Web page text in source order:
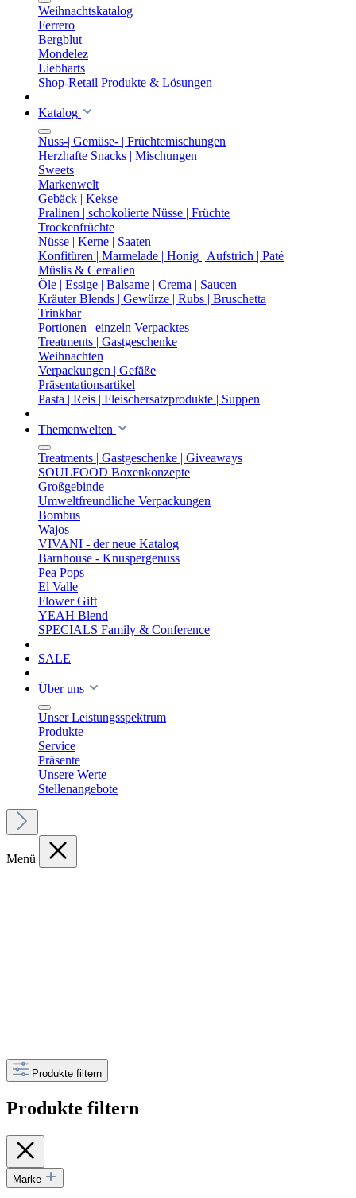
Weihnachtskatalog
Ferrero
Bergblut
Mondelez
Liebharts
Shop-Retail Produkte & Lösungen
Katalog
Nuss-| Gemüse- | Früchtemischungen
Herzhafte Snacks | Mischungen
Sweets
Markenwelt
Gebäck | Kekse
Pralinen | schokolierte Nüsse | Früchte
Trockenfrüchte
Nüsse | Kerne | Saaten
Konfitüren | Marmelade | Honig | Aufstrich | Paté
Müslis & Cerealien
Öle | Essige | Balsame | Crema | Saucen
Kräuter Blends | Gewürze | Rubs | Bruschetta
Trinkbar
Portionen | einzeln Verpacktes
Treatments | Gastgeschenke
Weihnachten
Verpackungen | Gefäße
Präsentationsartikel
Pasta | Reis | Fleischersatzprodukte | Suppen
Themenwelten
Treatments | Gastgeschenke | Giveaways
SOULFOOD Boxenkonzepte
Großgebinde
Umweltfreundliche Verpackungen
Bombus
Wajos
VIVANI - der neue Katalog
Barnhouse - Knuspergenuss
Pea Pops
El Valle
Flower Gift
YEAH Blend
SPECIALS Family & Conference
SALE
Über uns
Unser Leistungsspektrum
Produkte
Service
Präsente
Unsere Werte
Stellenangebote
Menü
Produkte filtern
Produkte filtern
Marke